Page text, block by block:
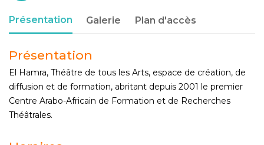
Présentation Galerie Plan d'accès
Présentation
El Hamra, Théâtre de tous les Arts, espace de création, de
diffusion et de formation, abritant depuis 2001 le premier
Centre Arabo-Africain de Formation et de Recherches
Théâtrales.